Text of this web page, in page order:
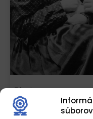
Záveje